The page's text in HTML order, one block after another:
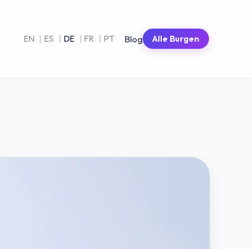
EN | ES | DE | FR | PT Blog Alle Burgen